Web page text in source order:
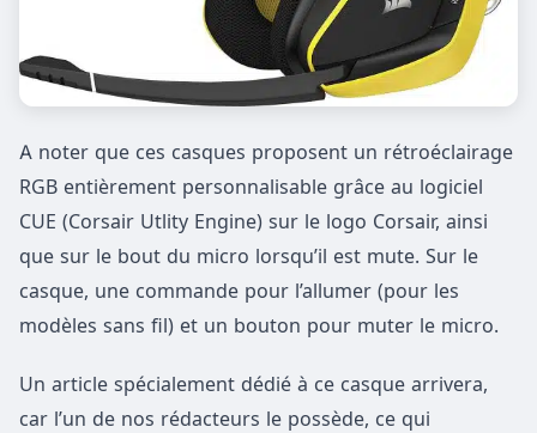
A noter que ces casques proposent un rétroéclairage
RGB entièrement personnalisable grâce au logiciel
CUE (Corsair Utlity Engine) sur le logo Corsair, ainsi
que sur le bout du micro lorsqu’il est mute. Sur le
casque, une commande pour l’allumer (pour les
modèles sans fil) et un bouton pour muter le micro.
Un article spécialement dédié à ce casque arrivera,
car l’un de nos rédacteurs le possède, ce qui